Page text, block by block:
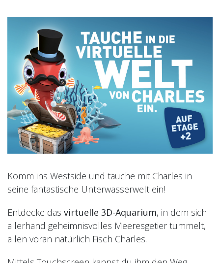
Komm ins Westside und tauche mit Charles in
seine fantastische Unterwasserwelt ein!
Entdecke das virtuelle 3D-Aquarium, in dem sich
allerhand geheimnisvolles Meeresgetier tummelt,
allen voran natürlich Fisch Charles.